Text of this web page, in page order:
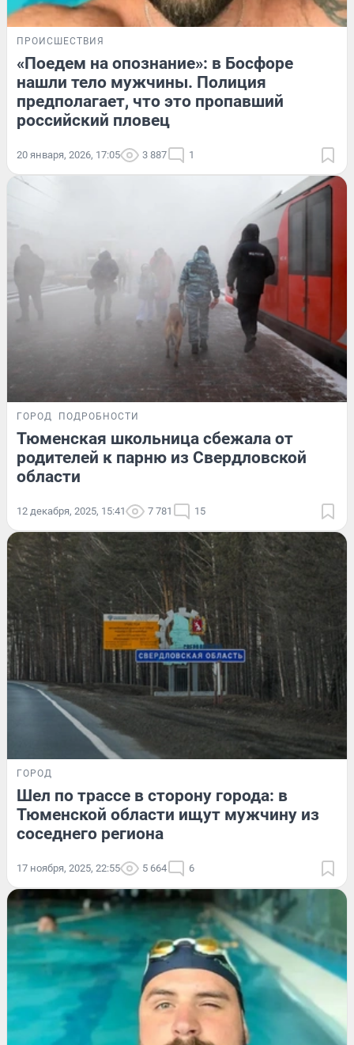
ПРОИСШЕСТВИЯ
«Поедем на опознание»: в Босфоре
нашли тело мужчины. Полиция
предполагает, что это пропавший
российский пловец
20 января, 2026, 17:05 3 887 1
ГОРОД ПОДРОБНОСТИ
Тюменская школьница сбежала от
родителей к парню из Свердловской
области
12 декабря, 2025, 15:41 7 781 15
ГОРОД
Шел по трассе в сторону города: в
Тюменской области ищут мужчину из
соседнего региона
17 ноября, 2025, 22:55 5 664 6